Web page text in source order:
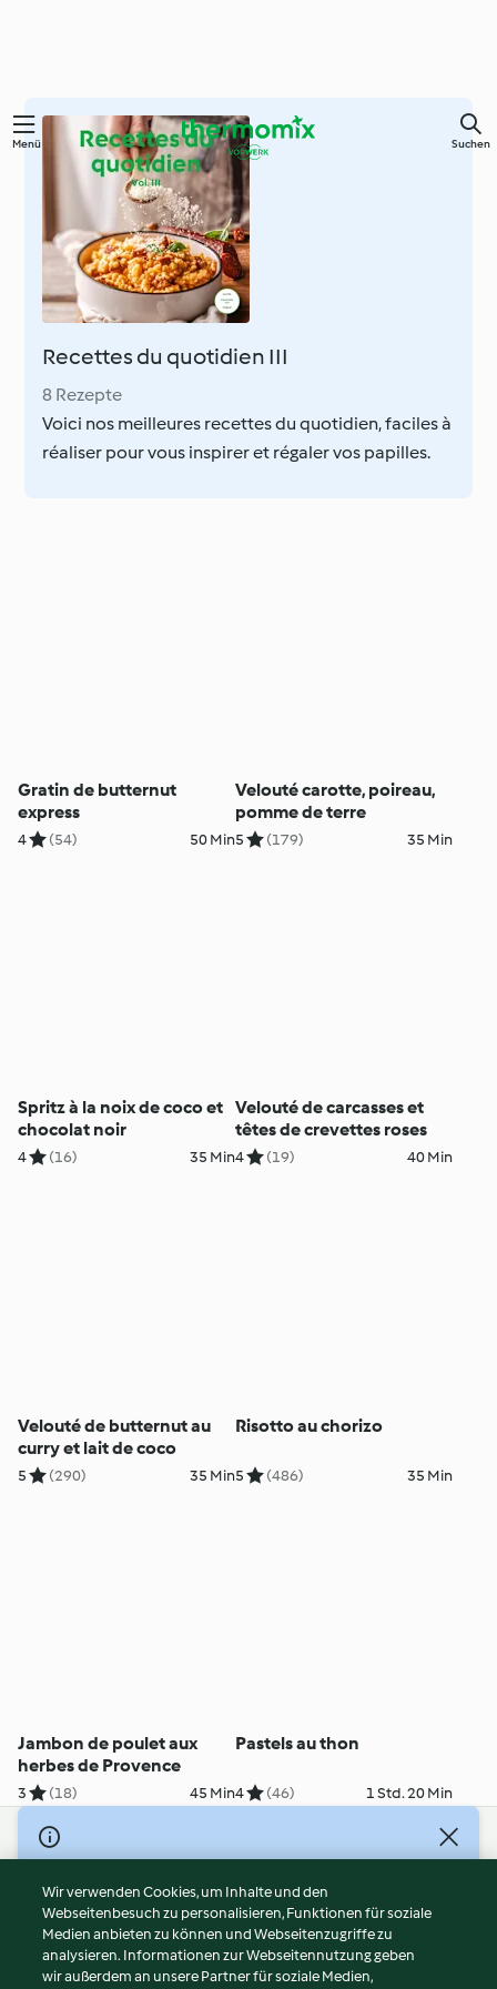
Springe
Hauptinhalt
Menü Suchen
Recettes du quotidien III
8 Rezepte
Voici nos meilleures recettes du quotidien, faciles à
réaliser pour vous inspirer et régaler vos papilles.
Gratin de butternut
express
4 (54) 50 Min
Velouté carotte, poireau,
pomme de terre
5 (179) 35 Min
Spritz à la noix de coco et
chocolat noir
4 (16) 35 Min
Velouté de carcasses et
têtes de crevettes roses
4 (19) 40 Min
Velouté de butternut au
curry et lait de coco
5 (290) 35 Min
Risotto au chorizo
5 (486) 35 Min
Jambon de poulet aux
herbes de Provence
3 (18) 45 Min
Pastels au thon
4 (46) 1 Std. 20 Min
© Copyright 2026
Nutzungsbedingungen
Datenschutzrichtlinien
Disclaimer
Impressum
Wir verwenden Cookies, um Inhalte und den
Webseitenbesuch zu personalisieren, Funktionen für soziale
Medien anbieten zu können und Webseitenzugriffe zu
analysieren. Informationen zur Webseitennutzung geben
wir außerdem an unsere Partner für soziale Medien,